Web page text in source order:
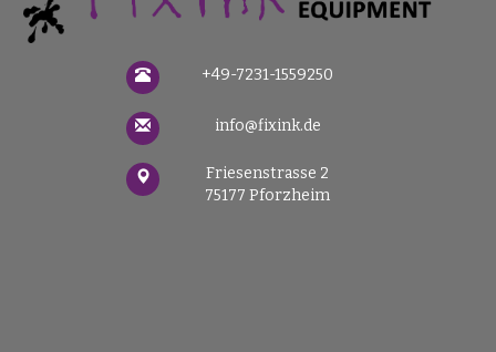
+49-7231-1559250
info@fixink.de
Friesenstrasse 2
75177 Pforzheim